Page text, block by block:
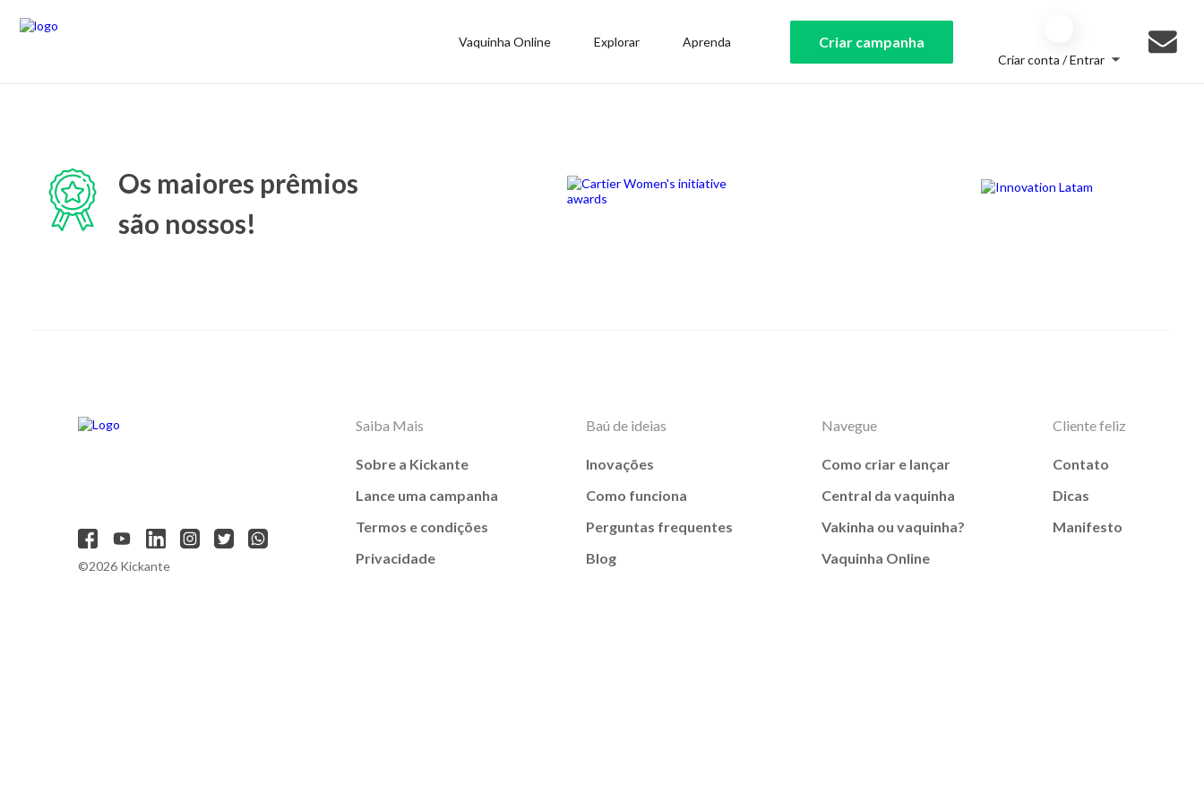
Vaquinha Online Explorar Aprenda Criar campanha
Criar conta / Entrar
Os maiores prêmios
são nossos!
©2026 Kickante
Saiba Mais
Sobre a Kickante
Lance uma campanha
Termos e condições
Privacidade
Baú de ideias
Inovações
Como funciona
Perguntas frequentes
Blog
Navegue
Como criar e lançar
Central da vaquinha
Vakinha ou vaquinha?
Vaquinha Online
Cliente feliz
Contato
Dicas
Manifesto